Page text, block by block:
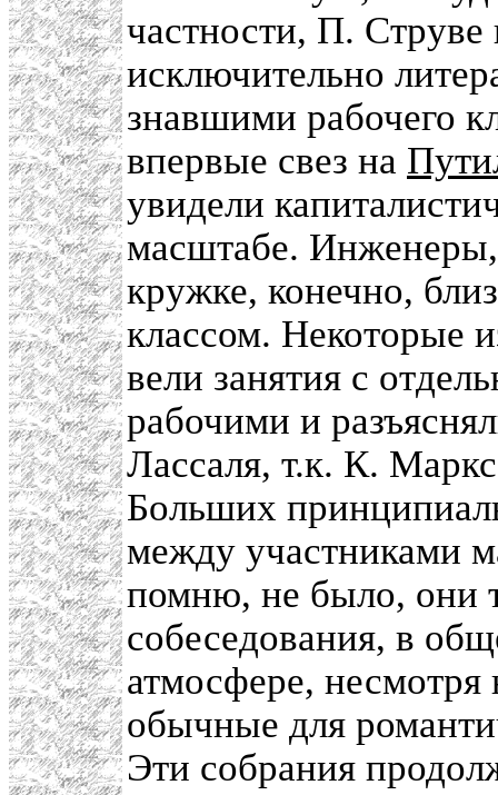
частности, П.
исключительно
знавшими рабочего
впервые свез на
увидели
масштабе. Инженеры,
кружке, конечно,
классом. Некоторые
вели занятия с
рабочими и
Лассаля, т.к. К.
Больших
между участниками
помню, не было, они
собеседования, в
атмосфере,
обычные для
Эти собрания